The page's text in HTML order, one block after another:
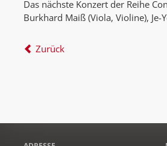
Das nächste Konzert der Reihe
Burkhard Maiß (Viola, Violine), Je-
Zurück